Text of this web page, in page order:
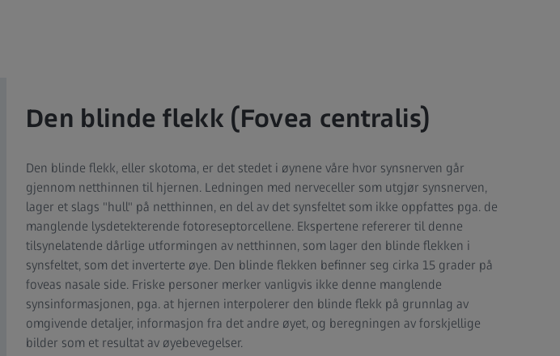
Den blinde flekk (Fovea centralis)
Den blinde flekk, eller skotoma, er det stedet i øynene våre hvor synsnerven går
gjennom netthinnen til hjernen. Ledningen med nerveceller som utgjør synsnerven,
lager et slags "hull" på netthinnen, en del av det synsfeltet som ikke oppfattes pga. de
manglende lysdetekterende fotoreseptorcellene. Ekspertene refererer til denne
tilsynelatende dårlige utformingen av netthinnen, som lager den blinde flekken i
synsfeltet, som det inverterte øye. Den blinde flekken befinner seg cirka 15 grader på
foveas nasale side. Friske personer merker vanligvis ikke denne manglende
synsinformasjonen, pga. at hjernen interpolerer den blinde flekk på grunnlag av
omgivende detaljer, informasjon fra det andre øyet, og beregningen av forskjellige
bilder som et resultat av øyebevegelser.